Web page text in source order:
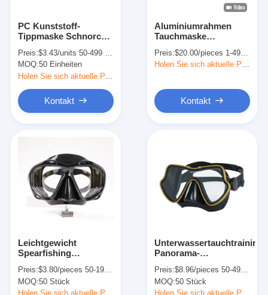
PC Kunststoff-
Tippmaske Schnorchel
Preis:$3.43/units 50-499 units
MOQ:50 Einheiten
Kontakt
Aluminiumrahmen
Tauchmaske
Nase zum freien
Tauchen
Preis:$20.00/pieces 1-49 pieces
Holen Sie sich aktuelle Preis
Kontakt
Leichtgewicht
Spearfishing
Schwarz Silikon
Preis:$3.80/pieces 50-199 pieces
MOQ:50 Stück
Unterwassertauchtraining
Panorama-
Brille Wasserdicht
Preis:$8.96/pieces 50-499 pieces
MOQ:50 Stück